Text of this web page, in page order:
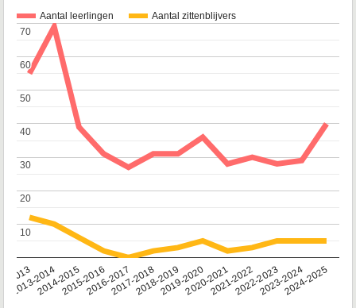
Aantal leerlingen Aantal zittenblijvers
2013
2013-2014
2014-20152015-20162016-20172017-20182018-20192019-20202020-20212021-20222022-20232023-20242024-2025
10
10
20
20
30
30
40
40
50
50
60
60
70
70